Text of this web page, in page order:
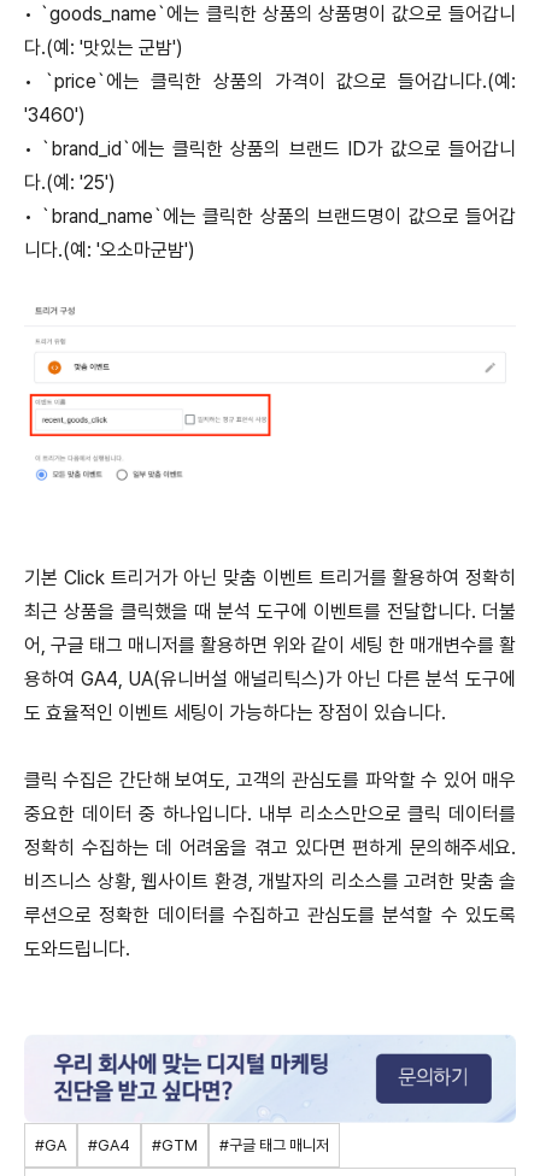
• `goods_name`에는 클릭한 상품의 상품명이 값으로 들어갑니
다.(예: '맛있는 군밤')
•
`price`에는 클릭한 상품의 가격이 값으로 들어갑니다.(예:
'3460')
• `brand_id`에는 클릭한 상품의 브랜드 ID가 값으로 들어갑니
다.(예: '25')
• `brand_name`에는 클릭한 상품의 브랜드명이 값으로 들어갑
니다.(예: '오소마군밤')
기본 Click 트리거가 아닌 맞춤 이벤트 트리거를 활용하여 정확히
최근 상품을 클릭했을 때 분석 도구에 이벤트를 전달합니다. 더불
어, 구글 태그 매니저를 활용하면 위와 같이 세팅 한 매개변수를 활
용하여 GA4, UA(유니버설 애널리틱스)가 아닌 다른 분석 도구에
도 효율적인 이벤트 세팅이 가능하다는 장점이 있습니다.
클릭 수집은 간단해 보여도, 고객의 관심도를 파악할 수 있어 매우
중요한 데이터 중 하나입니다. 내부 리소스만으로 클릭 데이터를
정확히 수집하는 데 어려움을 겪고 있다면 편하게 문의해주세요.
비즈니스 상황, 웹사이트 환경, 개발자의 리소스를 고려한 맞춤 솔
루션으로 정확한 데이터를 수집하고 관심도를 분석할 수 있도록
도와드립니다.
#GA #GA4 #GTM #구글 태그 매니저